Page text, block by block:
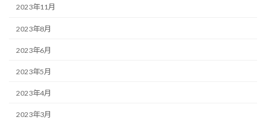
2023年11月
2023年8月
2023年6月
2023年5月
2023年4月
2023年3月